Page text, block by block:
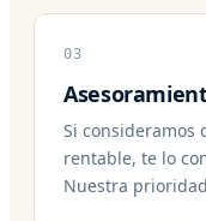
03
Si consideramos
rentable, te lo
Nuestra